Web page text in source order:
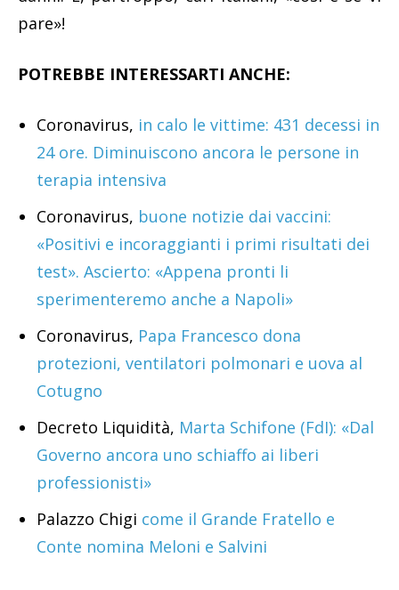
pare»!
POTREBBE INTERESSARTI ANCHE:
Coronavirus, in calo le vittime: 431 decessi in
24 ore. Diminuiscono ancora le persone in
terapia intensiva
Coronavirus, buone notizie dai vaccini:
«Positivi e incoraggianti i primi risultati dei
test». Ascierto: «Appena pronti li
sperimenteremo anche a Napoli»
Coronavirus, Papa Francesco dona
protezioni, ventilatori polmonari e uova al
Cotugno
Decreto Liquidità, Marta Schifone (FdI): «Dal
Governo ancora uno schiaffo ai liberi
professionisti»
Palazzo Chigi come il Grande Fratello e
Conte nomina Meloni e Salvini